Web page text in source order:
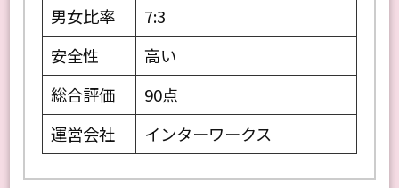
男女比率
7:3
安全性
高い
総合評価
90点
運営会社
インターワークス